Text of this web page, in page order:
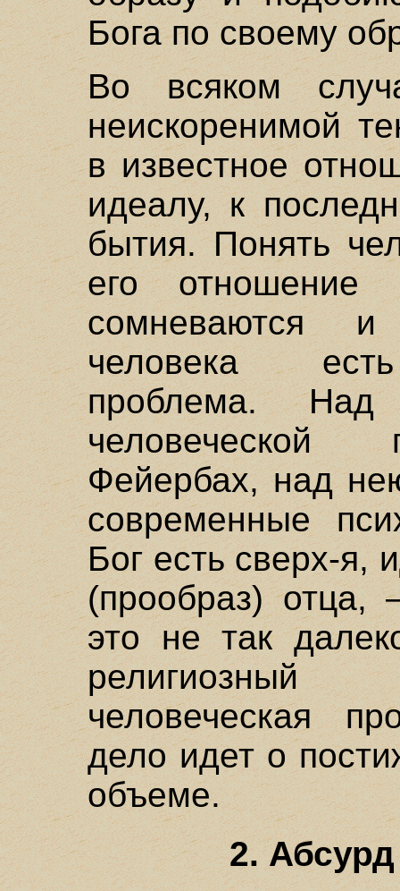
Бога по своему
Во всяком
неискоренимой
в известное
идеалу, к
бытия. Понять
его
сомневаются
человека есть
проблема. Над
человеческой
Фейербах, над
современные
Бог есть сверх-я,
(прообраз) отца,
это не так
человеческая
дело идет о
объеме.
2.